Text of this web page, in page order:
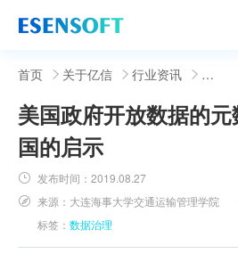
首页
睿治
解决方案
伙伴
服务
首页 关于亿信 行业资讯
美国政府开放数据的
国的启示
发布时间：2019.08.27
来源： 大连海事大学交通运输管理学院
标签：数据治理